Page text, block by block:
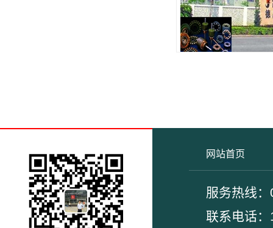
网站首页
服务热线
联系